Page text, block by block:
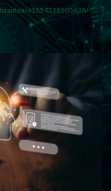
61554218505638/